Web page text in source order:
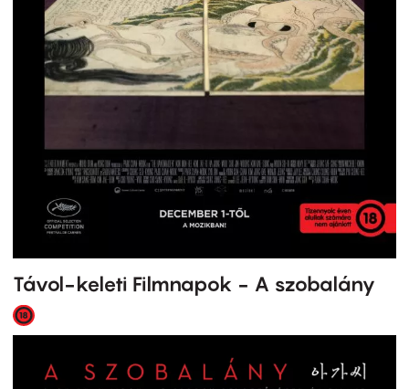
Távol-keleti Filmnapok - A szobalány